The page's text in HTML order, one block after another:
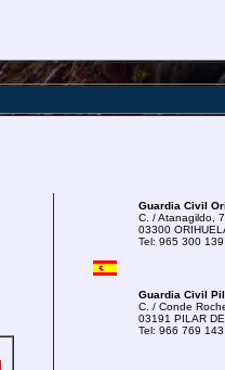
Guardia Civil
C. / Atanagildo, 7
03300
Tel: 965 300 139
Guardia Civil
C. / Conde
03191 PILAR
Tel: 966 769 143